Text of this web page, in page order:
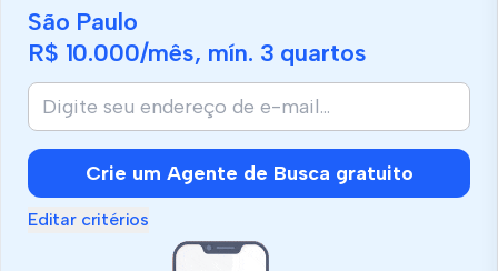
São Paulo
R$ 10.000/mês, mín. 3 quartos
Crie um Agente de Busca gratuito
Editar critérios